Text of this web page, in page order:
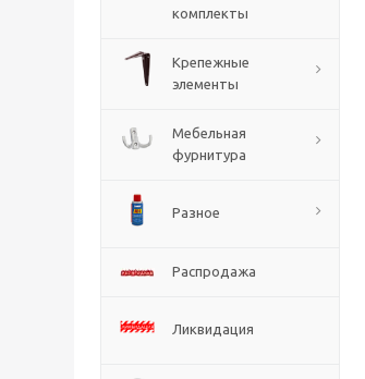
комплекты
Крепежные
элементы
Мебельная
фурнитура
Разное
Распродажа
Ликвидация